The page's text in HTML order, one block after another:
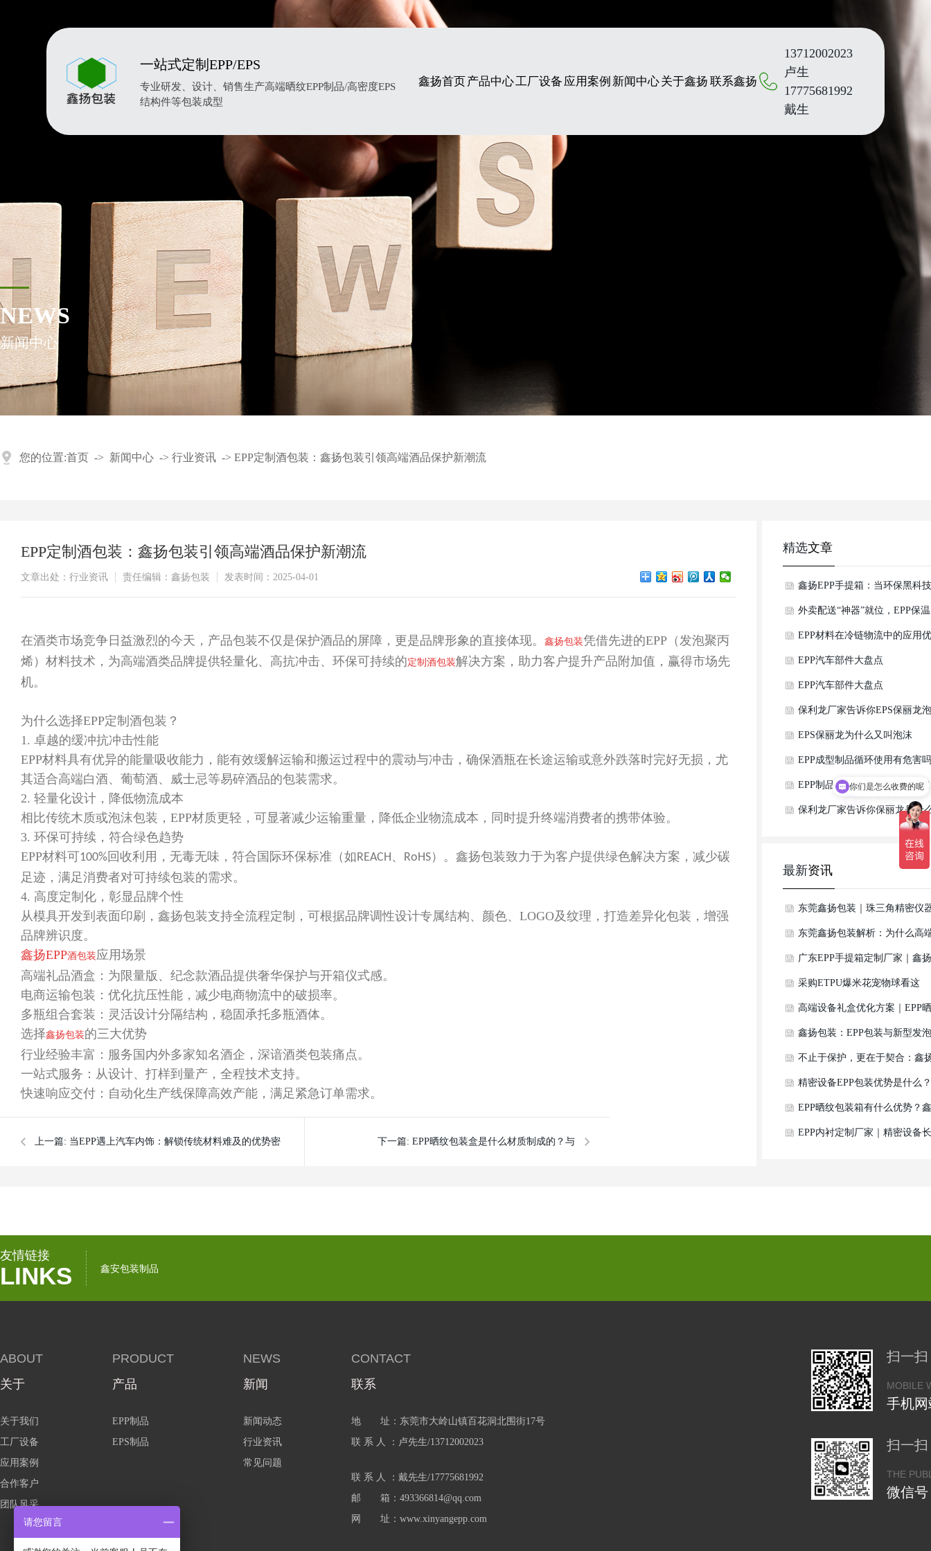
一站式定制EPP/EPS
专业研发、设计、销售生产高端晒纹EPP制品/高密度EPS
结构件等包装成型
鑫扬首页产品中心工厂设备 应用案例 新闻中心关于鑫扬 联系鑫扬
13712002023
卢生
17775681992
戴生
NEWS
新闻中心
您的位置:首页 -> 新闻中心 -> 行业资讯 -> EPP定制酒包装：鑫扬包装引领高端酒品保护新潮流
EPP定制酒包装：鑫扬包装引领高端酒品保护新潮流
文章出处：行业资讯 责任编辑：鑫扬包装 发表时间：2025-04-01
​在酒类市场竞争日益激烈的今天，产品包装不仅是保护酒品的屏障，更是品牌形象的直接体现。 鑫扬包装凭借先进的EPP （发泡聚丙
烯）材料技术 ，为高端酒类品牌提供轻量化、高抗冲击、环保可持续的定制酒包装解决方案，助力客户提升产品附加值，赢得市场先
机。
为什么选择EPP定制酒包装？
1. 卓越的缓冲抗冲击性能
EPP材料具有优异的能量吸收能力，能有效缓解运输和搬运过程中的震动与冲击，确保酒瓶在长途运输或意外跌落时完好无损，尤
其适合高端白酒、葡萄酒、威士忌等易碎酒品的包装需求。
2. 轻量化设计，降低物流成本
相比传统木质或泡沫包装， EPP材质更轻，可显著减少运输重量，降低企业物流成本，同时提升终端消费者的携带体验。
3. 环保可持续，符合绿色趋势
EPP材料可100%回收利用，无毒无味，符合国际环保标准（如REACH、 RoHS）。鑫扬包装致力于为客户提供绿色解决方案，减少碳
足迹，满足消费者对可持续包装的需求。
4. 高度定制化，彰显品牌个性
从模具开发到表面印刷，鑫扬包装支持全流程定制 ，可根据品牌调性设计专属结构、颜色、 LOGO及纹理，打造差异化包装，增强
品牌辨识度。
鑫扬EPP酒包装应用场景
高端礼品酒盒 ：为限量版、纪念款酒品提供奢华保护与开箱仪式感。
电商运输包装 ：优化抗压性能，减少电商物流中的破损率。
多瓶组合套装 ：灵活设计分隔结构，稳固承托多瓶酒体。
选择鑫扬包装的三大优势
行业经验丰富 ：服务国内外多家知名酒企，深谙酒类包装痛点。
一站式服务 ：从设计、打样到量产，全程技术支持。
快速响应交付 ：自动化生产线保障高效产能，满足紧急订单需求。
上一篇: 当EPP遇上汽车内饰：解锁传统材料难及的优势密 下一篇: EPP晒纹包装盒是什么材质制成的？与
精选文章
鑫扬EPP手提箱：当环保黑科技
遇上出行美学，重新定义行李
天花板
外卖配送“神器”就位，EPP保温
箱升数怎么选？
EPP材料在冷链物流中的应用优
势是什么？
EPP汽车部件大盘点
EPP汽车部件大盘点
保利龙厂家告诉你EPS保丽龙泡
沫的特点有哪些
EPS保丽龙为什么又叫泡沫
EPP成型制品循环使用有危害吗
EPP制品定制公司来解答EPP汽
车配件环保原材料可以定制吗
保利龙厂家告诉你保丽龙是什
最新资讯
东莞鑫扬包装｜珠三角精密仪
EPP防护箱定制厂家，专业EPP
一体成型加工
东莞鑫扬包装解析：为什么高
设备周转包装优先选用EPP晒纹
箱体？
广东EPP手提箱定制厂家｜鑫扬
包装精密仪器便携EPP工具箱一
站式开模生产
采购ETPU爆米花宠物球看这
里！鑫扬包装一站式ETPU宠物
玩具定制解决方案
高端设备礼盒优化方案｜EPP晒
纹成型定制一体发泡包装详解
鑫扬包装：EPP包装与新型发泡
材料领域的创新力量
不止于保护，更在于契合：鑫
包装EPP深度定制服务
精密设备EPP包装优势是什么？
定制选型与应用全解析
EPP晒纹包装箱有什么优势？鑫
扬包装浅谈EPP晒纹成型定制要
EPP内衬定制厂家｜精密设备长
友情链接
LINKS 鑫安包装制品
ABOUT
关于
关于我们
工厂设备
应用案例
合作客户
团队风采
PRODUCT
产品
EPP制品
EPS制品
NEWS
新闻
新闻动态
行业资讯
常见问题
CONTACT
联系
地 址：东莞市大岭山镇百花洞北围街17号
联 系 人 ：卢先生/13712002023
联 系 人 ：戴先生/17775681992
邮 箱：493366814@qq.com
网 址：www.xinyangepp.com
扫一扫
MOBILE
手机网
扫一扫
THE
微信号
你们是怎么收费的呢
现在有优惠活动吗
请您留言